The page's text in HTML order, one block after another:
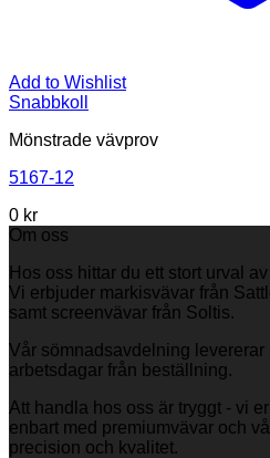
Add to Wishlist
Snabbkoll
Mönstrade vävprov
5167-12
0 kr
Om oss
Hos oss hittar du ett stort urval
Vi erbjuder markisvävar från
samt screenvävar från Soltis.
Vår sömnadsavdelning
arbetsdagar från beställning.
Att handla hos oss är tryggt - vi
enbart med premiumvävar och
precision och kvalitet.